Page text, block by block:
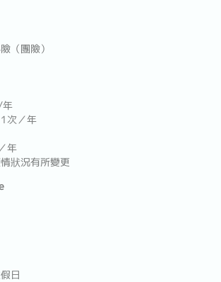
（團險）
年
次／年
年
狀況有所變更
日